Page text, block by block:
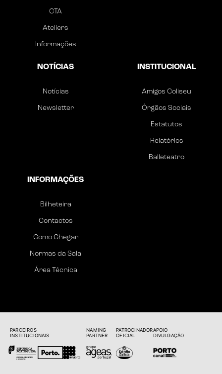
CTA
Ateliers
Informações
NOTÍCIAS
Notícias
Newsletter
INSTITUCIONAL
Amigos Coliseu
Órgãos Sociais
Estatutos
Relatórios
Balleteatro
INFORMAÇÕES
Bilheteira
Contactos
Como Chegar
Normas da Sala
Área Técnica
PARCEIROS
INSTITUCIONAIS
NAMING
PARTNER
PATROCINADOR
OFICIAL
APOIO
DIVULGAÇÃO